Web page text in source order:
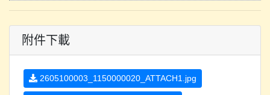
附件下載
2605100003_1150000020_ATTACH1.jpg